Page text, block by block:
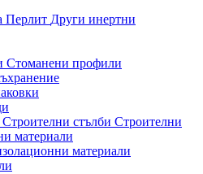
Перлит Други инертни
Стоманени профили
Строителни стълби Строителни
материали
материали